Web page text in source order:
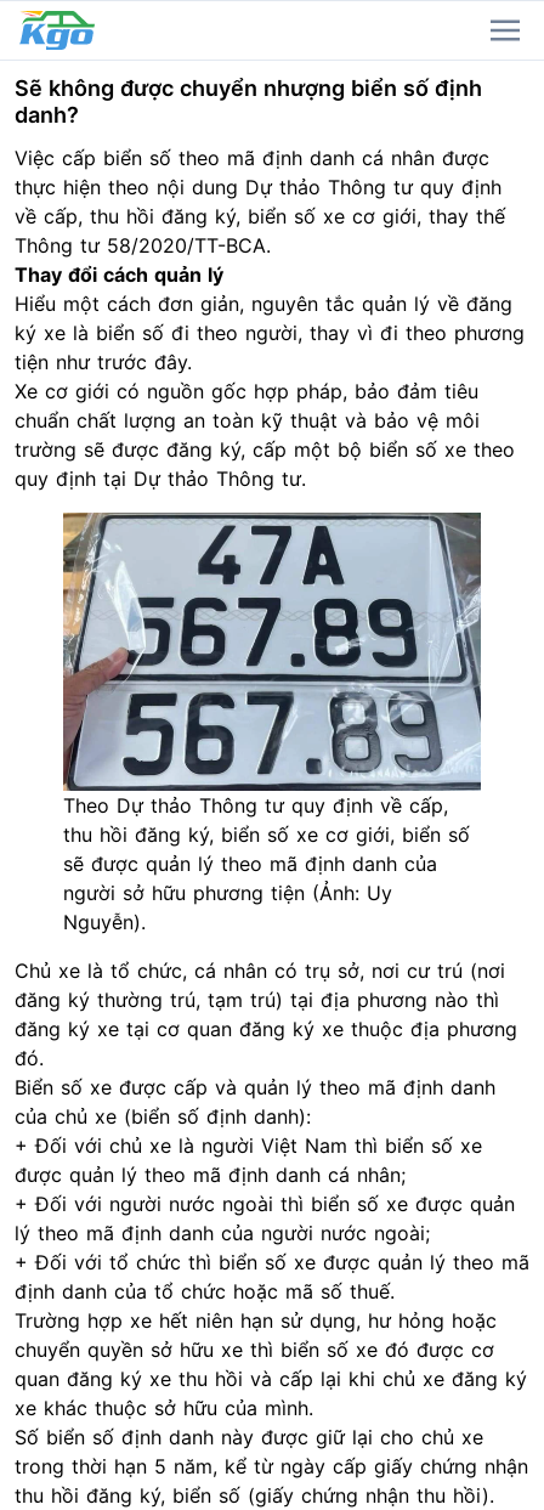
Sẽ không được chuyển nhượng biển số định
danh?
Việc cấp biển số theo mã định danh cá nhân được
thực hiện theo nội dung Dự thảo Thông tư quy định
về cấp, thu hồi đăng ký, biển số xe cơ giới, thay thế
Thông tư 58/2020/TT-BCA.
Thay đổi cách quản lý
Hiểu một cách đơn giản, nguyên tắc quản lý về đăng
ký xe là biển số đi theo người, thay vì đi theo phương
tiện như trước đây.
Xe cơ giới có nguồn gốc hợp pháp, bảo đảm tiêu
chuẩn chất lượng an toàn kỹ thuật và bảo vệ môi
trường sẽ được đăng ký, cấp một bộ biển số xe theo
quy định tại Dự thảo Thông tư.
Theo Dự thảo Thông tư quy định về cấp,
thu hồi đăng ký, biển số xe cơ giới, biển số
sẽ được quản lý theo mã định danh của
người sở hữu phương tiện (Ảnh: Uy
Nguyễn).
Chủ xe là tổ chức, cá nhân có trụ sở, nơi cư trú (nơi
đăng ký thường trú, tạm trú) tại địa phương nào thì
đăng ký xe tại cơ quan đăng ký xe thuộc địa phương
đó.
Biển số xe được cấp và quản lý theo mã định danh
của chủ xe (biển số định danh):
+ Đối với chủ xe là người Việt Nam thì biển số xe
được quản lý theo mã định danh cá nhân;
+ Đối với người nước ngoài thì biển số xe được quản
lý theo mã định danh của người nước ngoài;
+ Đối với tổ chức thì biển số xe được quản lý theo mã
định danh của tổ chức hoặc mã số thuế.
Trường hợp xe hết niên hạn sử dụng, hư hỏng hoặc
chuyển quyền sở hữu xe thì biển số xe đó được cơ
quan đăng ký xe thu hồi và cấp lại khi chủ xe đăng ký
xe khác thuộc sở hữu của mình.
Số biển số định danh này được giữ lại cho chủ xe
trong thời hạn 5 năm, kể từ ngày cấp giấy chứng nhận
thu hồi đăng ký, biển số (giấy chứng nhận thu hồi).